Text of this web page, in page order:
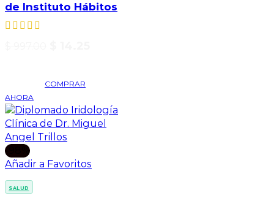
de Instituto Hábitos
COMPRAR
AHORA
-98%
Añadir a Favoritos
SALUD